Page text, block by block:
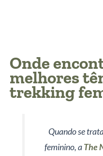
Onde
melhores
trekking
Quando se
feminino, aThe